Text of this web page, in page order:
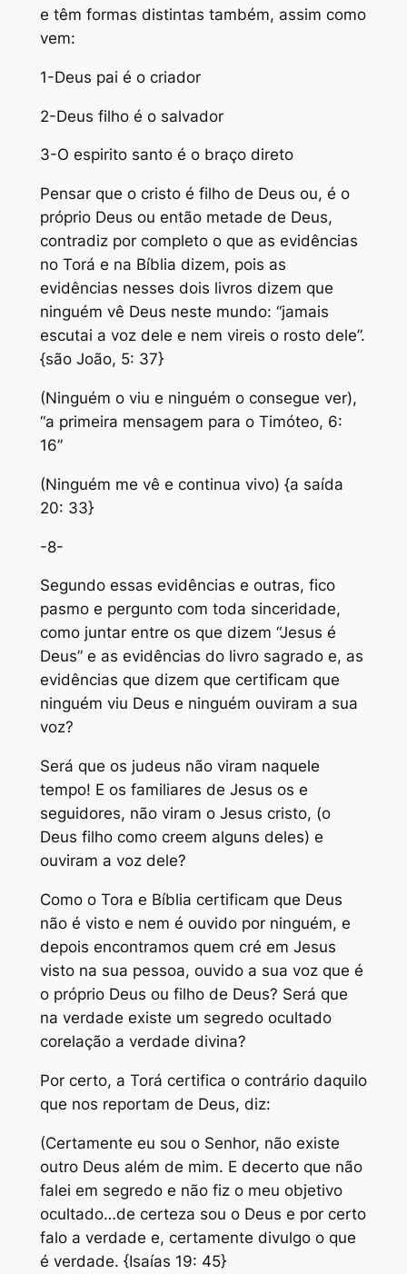
e têm formas distintas também, assim como
vem:
1-Deus pai é o criador
2-Deus filho é o salvador
3-O espirito santo é o braço direto
Pensar que o cristo é filho de Deus ou, é o
próprio Deus ou então metade de Deus,
contradiz por completo o que as evidências
no Torá e na Bíblia dizem, pois as
evidências nesses dois livros dizem que
ninguém vê Deus neste mundo: “jamais
escutai a voz dele e nem vireis o rosto dele”.
{são João, 5: 37}
(Ninguém o viu e ninguém o consegue ver),
“a primeira mensagem para o Timóteo, 6:
16”
(Ninguém me vê e continua vivo) {a saída
20: 33}
-8-
Segundo essas evidências e outras, fico
pasmo e pergunto com toda sinceridade,
como juntar entre os que dizem “Jesus é
Deus” e as evidências do livro sagrado e, as
evidências que dizem que certificam que
ninguém viu Deus e ninguém ouviram a sua
voz?
Será que os judeus não viram naquele
tempo! E os familiares de Jesus os e
seguidores, não viram o Jesus cristo, (o
Deus filho como creem alguns deles) e
ouviram a voz dele?
Como o Tora e Bíblia certificam que Deus
não é visto e nem é ouvido por ninguém, e
depois encontramos quem cré em Jesus
visto na sua pessoa, ouvido a sua voz que é
o próprio Deus ou filho de Deus? Será que
na verdade existe um segredo ocultado
corelação a verdade divina?
Por certo, a Torá certifica o contrário daquilo
que nos reportam de Deus, diz:
(Certamente eu sou o Senhor, não existe
outro Deus além de mim. E decerto que não
falei em segredo e não fiz o meu objetivo
ocultado…de certeza sou o Deus e por certo
falo a verdade e, certamente divulgo o que
é verdade. {Isaías 19: 45}